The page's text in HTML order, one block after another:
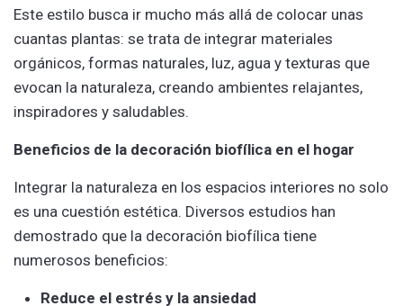
Este estilo busca ir mucho más allá de colocar unas
cuantas plantas: se trata de integrar materiales
orgánicos, formas naturales, luz, agua y texturas que
evocan la naturaleza, creando ambientes relajantes,
inspiradores y saludables.
Beneficios de la decoración biofílica en el hogar
Integrar la naturaleza en los espacios interiores no solo
es una cuestión estética. Diversos estudios han
demostrado que la decoración biofílica tiene
numerosos beneficios:
Reduce el estrés y la ansiedad